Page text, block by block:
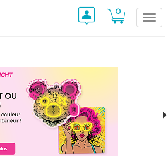
0